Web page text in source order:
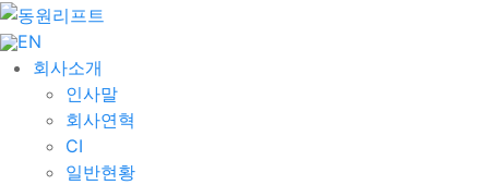
EN
회사소개
인사말
회사연혁
CI
일반현황